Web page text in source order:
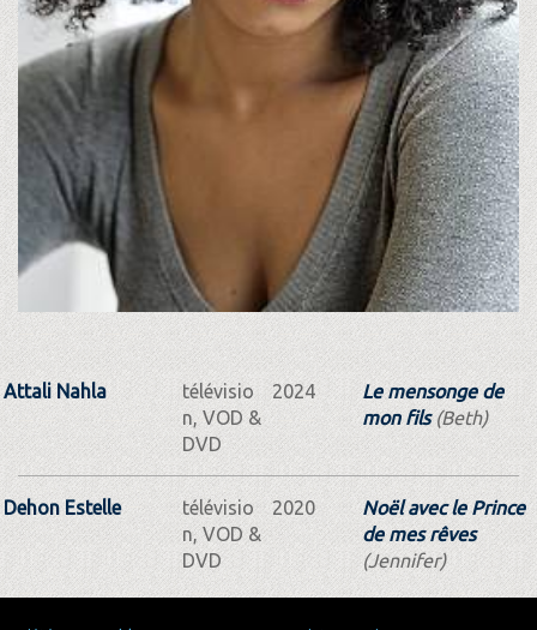
Attali Nahla
télévisio
n, VOD &
DVD
2024
Le mensonge de
mon fils(Beth)
Dehon Estelle
télévisio
n, VOD &
DVD
2020
Noël avec le Prince
de mes rêves
(Jennifer)